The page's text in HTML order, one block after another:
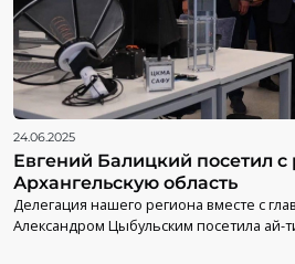
24.06.2025
Евгений Балицкий посетил
Архангельскую область
Делегация нашего региона вместе с
Александром Цыбульским посетила ай-